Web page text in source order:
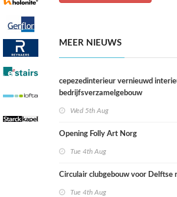
MEER NIEUWS
cepezedinterieur vernieuwd
bedrijfsverzamelgebouw
Wed 5th Aug
Opening Folly Art Norg
Tue 4th Aug
Circulair clubgebouw voor Delftse
Tue 4th Aug